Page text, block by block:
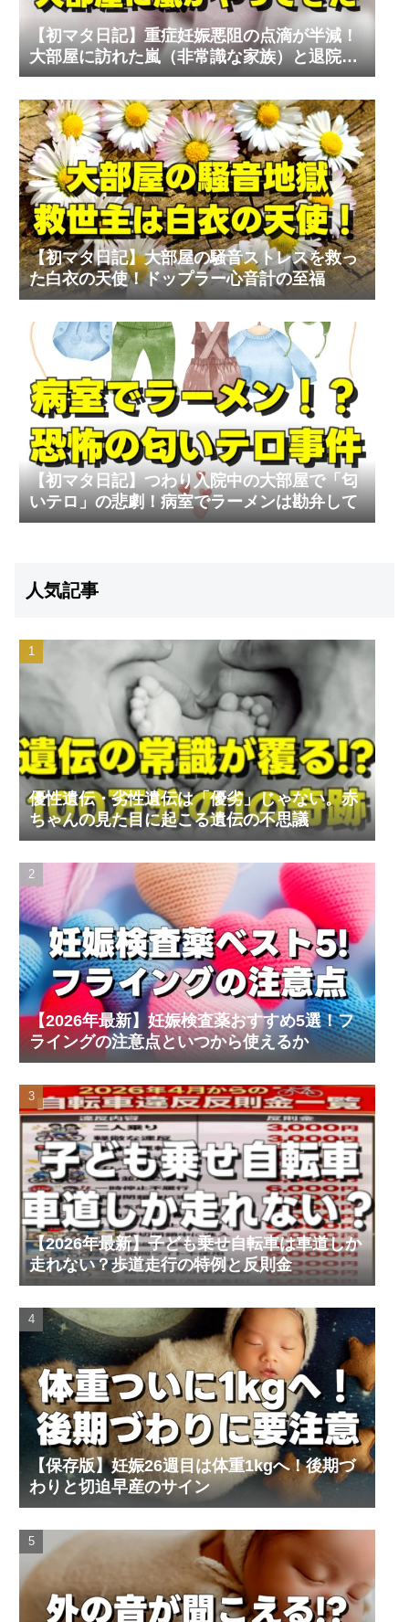
【初マタ日記】重症妊娠悪阻の点滴が半減！
大部屋に訪れた嵐（非常識な家族）と退院の
リアル
【初マタ日記】大部屋の騒音ストレスを救っ
た白衣の天使！ドップラー心音計の至福
【初マタ日記】つわり入院中の大部屋で「匂
いテロ」の悲劇！病室でラーメンは勘弁して
人気記事
優性遺伝・劣性遺伝は「優劣」じゃない。赤
ちゃんの見た目に起こる遺伝の不思議
【2026年最新】妊娠検査薬おすすめ5選！フ
ライングの注意点といつから使えるか
【2026年最新】子ども乗せ自転車は車道しか
走れない？歩道走行の特例と反則金
【保存版】妊娠26週目は体重1kgへ！後期づ
わりと切迫早産のサイン